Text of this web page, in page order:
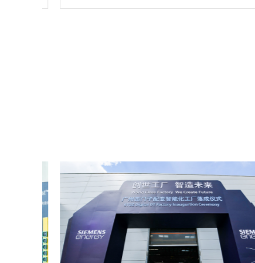
场开工开业活动策划堪称完美，下次有计划还会选择乐